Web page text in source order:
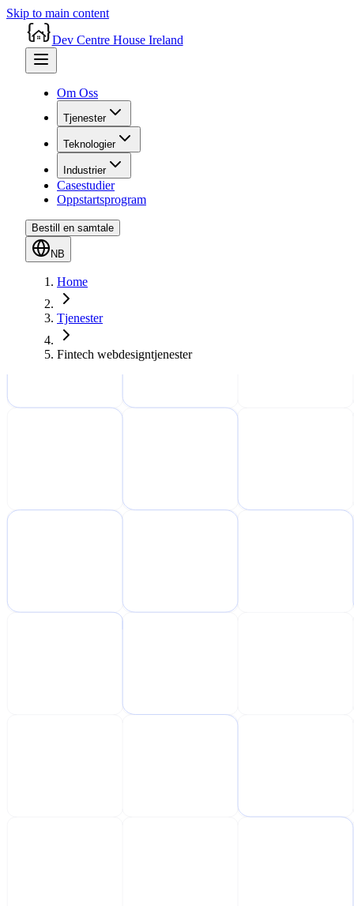
Skip to main content
Dev Centre House Ireland
Om Oss
Tjenester
Teknologier
Industrier
Casestudier
Oppstartsprogram
Bestill en samtale
NB
Home
Tjenester
Fintech webdesigntjenester